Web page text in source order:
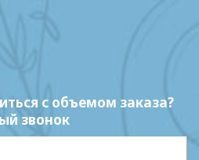
с объемом заказа?
звонок